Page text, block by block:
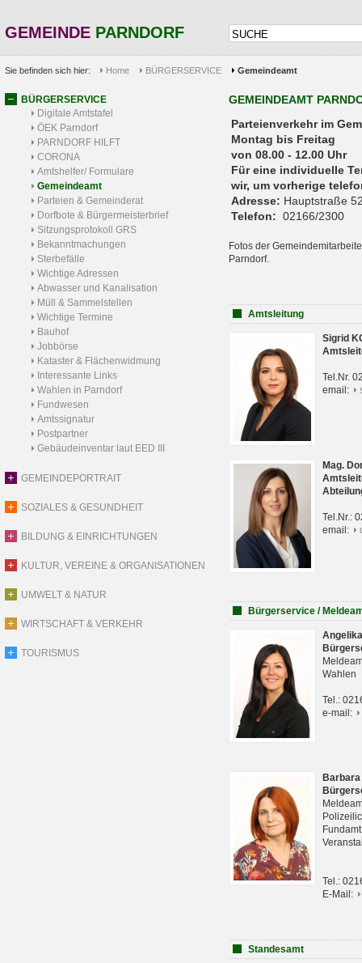
GEMEINDE PARNDORF
Sie befinden sich hier: Home BÜRGERSERVICE Gemeindeamt
BÜRGERSERVICE
Digitale Amtstafel
ÖEK Parndorf
PARNDORF HILFT
CORONA
Amtshelfer/ Formulare
Gemeindeamt
Parteien & Gemeinderat
Dorfbote & Bürgermeisterbrief
Sitzungsprotokoll GRS
Bekanntmachungen
Sterbefälle
Wichtige Adressen
Abwasser und Kanalisation
Müll & Sammelstellen
Wichtige Termine
Bauhof
Jobbörse
Kataster & Flächenwidmung
Interessante Links
Wahlen in Parndorf
Fundwesen
Amtssignatur
Postpartner
Gebäudeinventar laut EED III
GEMEINDEPORTRAIT
SOZIALES & GESUNDHEIT
BILDUNG & EINRICHTUNGEN
KULTUR, VEREINE & ORGANISATIONEN
UMWELT & NATUR
WIRTSCHAFT & VERKEHR
TOURISMUS
GEMEINDEAMT
Parteienverkehr
Montag bis Freitag
von 08.00 - 12.00 Uhr
Für eine individuelle
wir, um vorherige
Adresse: Hauptstraße
Telefon: 02166/2300
Fotos der
Parndorf.
Amtsleitung
Sigrid
Tel.Nr.
email:
Mag.
Tel.Nr.:
email:
Bürgerservice /
Wahlen
Tel.:
e-mail:
Tel.:
E-Mail:
Standesamt